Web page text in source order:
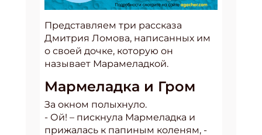
Представляем три рассказа
Дмитрия Ломова, написанных им
о своей дочке, которую он
называет Марамеладкой.
Мармеладка и Гром
За окном полыхнуло.
- Ой! – пискнула Мармеладка и
прижалась к папиным коленям, -